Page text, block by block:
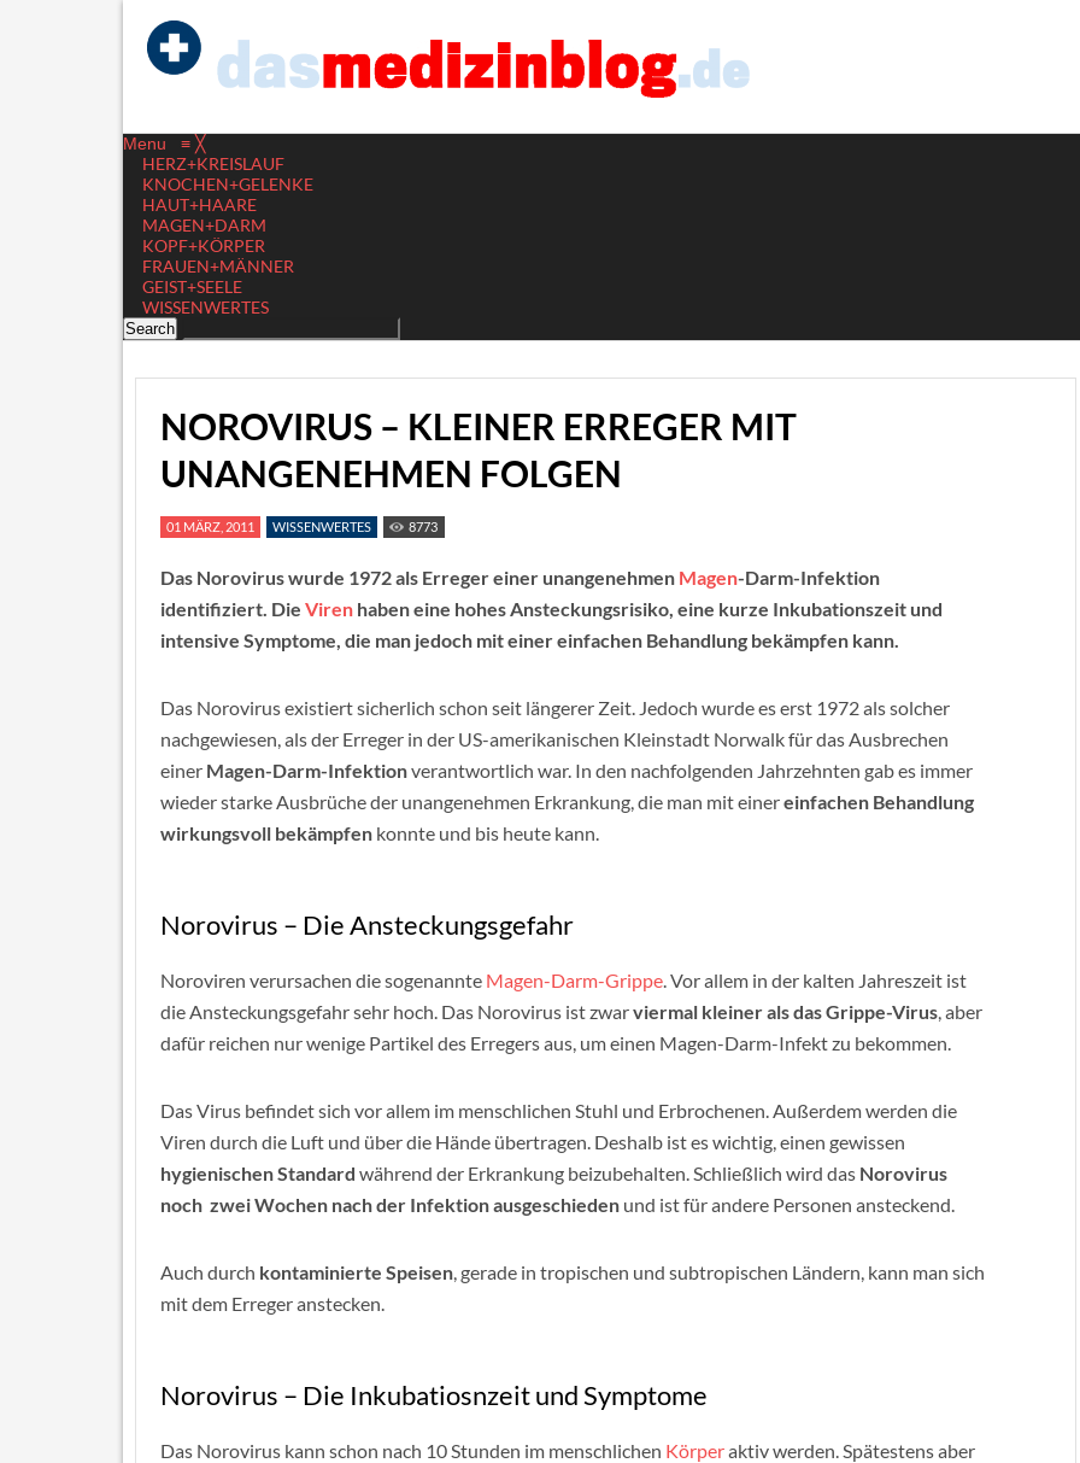
Menu ≡ ╳
HERZ+KREISLAUF
KNOCHEN+GELENKE
HAUT+HAARE
MAGEN+DARM
KOPF+KÖRPER
FRAUEN+MÄNNER
GEIST+SEELE
WISSENWERTES
NOROVIRUS – KLEINER ERREGER MIT
UNANGENEHMEN FOLGEN
01 MÄRZ, 2011 WISSENWERTES 8773
Das Norovirus wurde 1972 als Erreger einer unangenehmen Magen-Darm-Infektion
identifiziert. Die Viren haben eine hohes Ansteckungsrisiko, eine kurze Inkubationszeit und
intensive Symptome, die man jedoch mit einer einfachen Behandlung bekämpfen kann.
Das Norovirus existiert sicherlich schon seit längerer Zeit. Jedoch wurde es erst 1972 als solcher
nachgewiesen, als der Erreger in der US-amerikanischen Kleinstadt Norwalk für das Ausbrechen
einer Magen-Darm-Infektionverantwortlich war. In den nachfolgenden Jahrzehnten gab es immer
wieder starke Ausbrüche der unangenehmen Erkrankung, die man mit einereinfachen Behandlung
wirkungsvoll bekämpfen konnte und bis heute kann.
Norovirus – Die Ansteckungsgefahr
Noroviren verursachen die sogenannte Magen-Darm-Grippe. Vor allem in der kalten Jahreszeit ist
die Ansteckungsgefahr sehr hoch. Das Norovirus ist zwarviermal kleiner als das Grippe-Virus, aber
dafür reichen nur wenige Partikel des Erregers aus, um einen Magen-Darm-Infekt zu bekommen.
Das Virus befindet sich vor allem im menschlichen Stuhl und Erbrochenen. Außerdem werden die
Viren durch die Luft und über die Hände übertragen. Deshalb ist es wichtig, einen gewissen
hygienischen Standard während der Erkrankung beizubehalten. Schließlich wird das Norovirus
noch zwei Wochen nach der Infektion ausgeschieden und ist für andere Personen ansteckend.
Auch durch kontaminierte Speisen, gerade in tropischen und subtropischen Ländern, kann man sich
mit dem Erreger anstecken.
Norovirus – Die Inkubatiosnzeit und Symptome
Das Norovirus kann schon nach 10 Stunden im menschlichen Körperaktiv werden. Spätestens aber